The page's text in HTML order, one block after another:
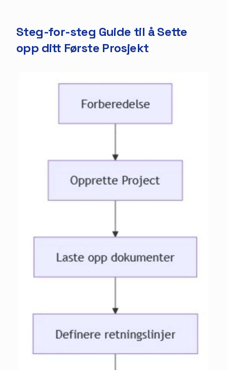
Steg-for-steg Guide til å Sette
opp ditt Første Prosjekt